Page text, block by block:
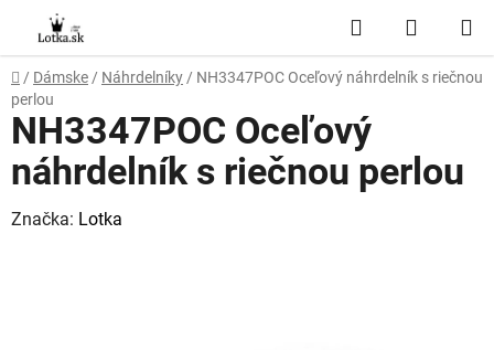
obsah
Hľadať
KOŠÍK
Domov
/ Dámske / Náhrdelníky / NH3347POC Oceľový náhrdelník s riečnou
perlou
NH3347POC Oceľový
náhrdelník s riečnou perlou
Značka: Lotka